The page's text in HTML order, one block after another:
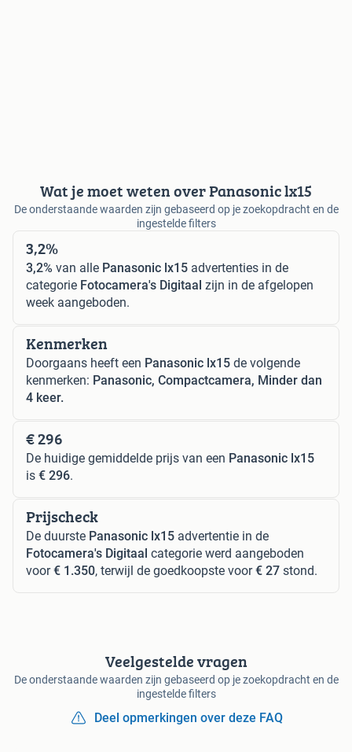
Wat je moet weten over Panasonic lx15
De onderstaande waarden zijn gebaseerd op je zoekopdracht en de
ingestelde filters
3,2%
3,2% van alle Panasonic lx15 advertenties in de
categorie Fotocamera's Digitaal zijn in de afgelopen
week aangeboden.
Kenmerken
Doorgaans heeft een Panasonic lx15 de volgende
kenmerken: Panasonic, Compactcamera, Minder dan
4 keer.
€ 296
De huidige gemiddelde prijs van een Panasonic lx15
is € 296.
Prijscheck
De duurste Panasonic lx15 advertentie in de
Fotocamera's Digitaal categorie werd aangeboden
voor€ 1.350, terwijl de goedkoopste voor€ 27 stond.
Veelgestelde vragen
De onderstaande waarden zijn gebaseerd op je zoekopdracht en de
ingestelde filters
Deel opmerkingen over deze FAQ